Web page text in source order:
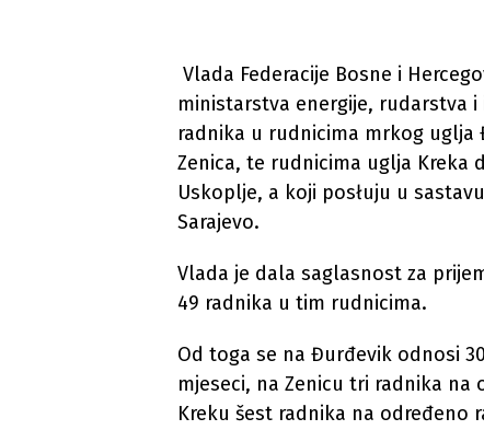
Vlada Federacije Bosne i
ministarstva energije, rudarstva
radnika u rudnicima mrkog
Zenica, te rudnicima uglja Kreka
Uskoplje, a koji posłuju u
Sarajevo.
Vlada je dala saglasnost za
49 radnika u tim rudnicima.
Od toga se na Đurđevik odnosi
mjeseci, na Zenicu tri radnika na
Kreku šest radnika na određeno